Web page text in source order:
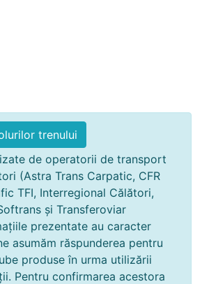
trenului
de operatorii de transport
(Astra Trans Carpatic, CFR
TFI, Interregional Călători,
și Transferoviar
prezentate au caracter
asumăm răspunderea pentru
produse în urma utilizării
Pentru confirmarea acestora